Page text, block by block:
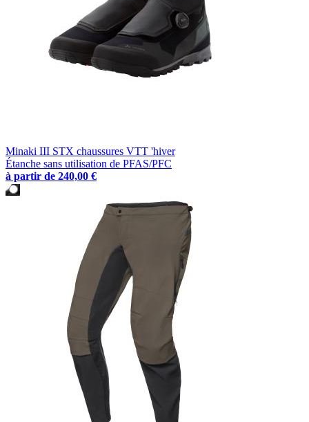
Minaki III STX chaussures VTT 'hiver
Étanche sans utilisation de PFAS/PFC
à partir de 240,00 €